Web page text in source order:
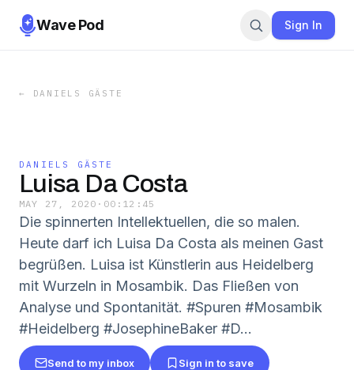
Wave Pod Sign In
← DANIELS GÄSTE
DANIELS GÄSTE
Luisa Da Costa
MAY 27, 2020 · 00:12:45
Die spinnerten Intellektuellen, die so malen.
Heute darf ich Luisa Da Costa als meinen Gast
begrüßen. Luisa ist Künstlerin aus Heidelberg
mit Wurzeln in Mosambik. Das Fließen von
Analyse und Spontanität. #Spuren #Mosambik
#Heidelberg #JosephineBaker #D...
Send to my inbox Sign in to save